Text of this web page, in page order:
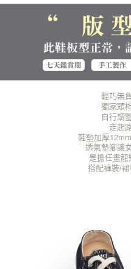
時審查核予不同之上限額度；若仍
請求用戶進行身份認證。
５．嚴禁一人註冊多個帳號或使用
恩沛科技股份有限公司將有權停止
輕巧無
獨家頭
自行調
走起
鞋墊加厚
透氣墊腳讓
是擔任畫
搭配褲裝/